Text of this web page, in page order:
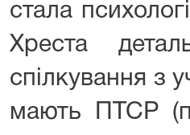
стала
Хреста
спілкування з
мають ПТСР